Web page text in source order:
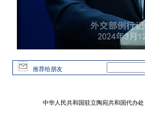
推荐给朋友
中华人民共和国驻立陶宛共和国代办处